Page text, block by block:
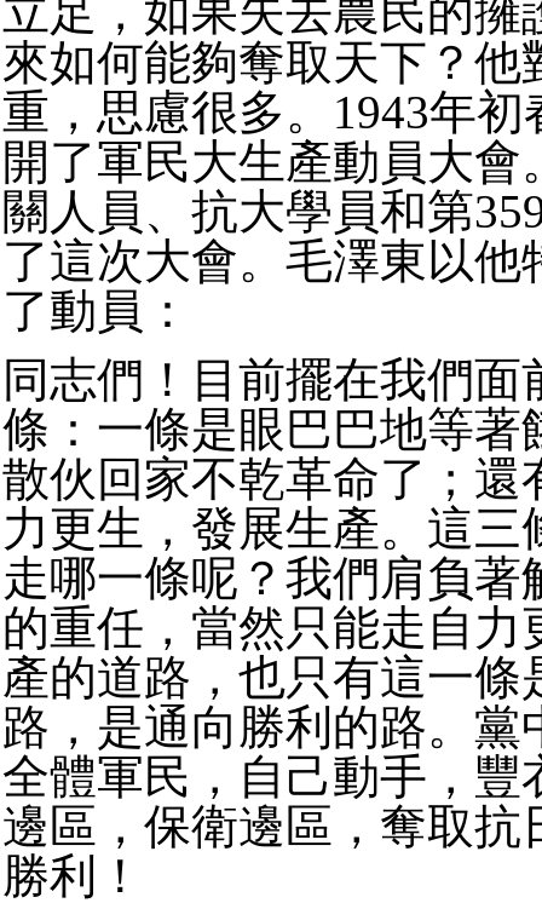
立足，如果失去農民的擁
來如何能夠奪取天下？他
重，思慮很多。1943年
開了軍民大生產動員大會
關人員、抗大學員和第
了這次大會。毛澤東以他
了動員：
同志們！目前擺在我們面
條：一條是眼巴巴地等著
散伙回家不乾革命了；還
力更生，發展生產。這三
走哪一條呢？我們肩負著
的重任，當然只能走自力
產的道路，也只有這一條
路，是通向勝利的路。黨
全體軍民，自己動手，豐
邊區，保衛邊區，奪取抗
勝利！